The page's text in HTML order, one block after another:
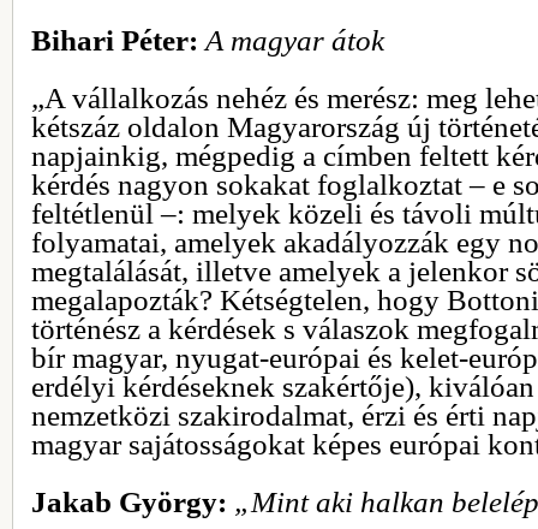
Bihari Péter: A magyar átok
„A vállalkozás nehéz és merész: meg
kétszáz oldalon Magyarország új
napjainkig, mégpedig a címben feltett
kérdés nagyon sokakat foglalkoztat – e
feltétlenül –: melyek közeli és távoli
folyamatai, amelyek akadályozzák egy
megtalálását, illetve amelyek a jelenkor
megalapozták? Kétségtelen, hogy
történész a kérdések s válaszok
bír magyar, nyugat-európai és kelet-
erdélyi kérdéseknek szakértője),
nemzetközi szakirodalmat, érzi és érti
magyar sajátosságokat képes európai
Jakab György: „Mint aki halkan